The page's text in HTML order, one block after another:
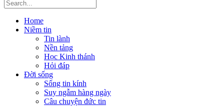
Home
Niềm tin
Tin lành
Nền tảng
Học Kinh thánh
Hỏi đáp
Đời sống
Sống tin kính
Suy ngẫm hàng ngày
Câu chuyện đức tin